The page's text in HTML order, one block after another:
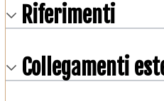
Riferimenti
Collegamenti